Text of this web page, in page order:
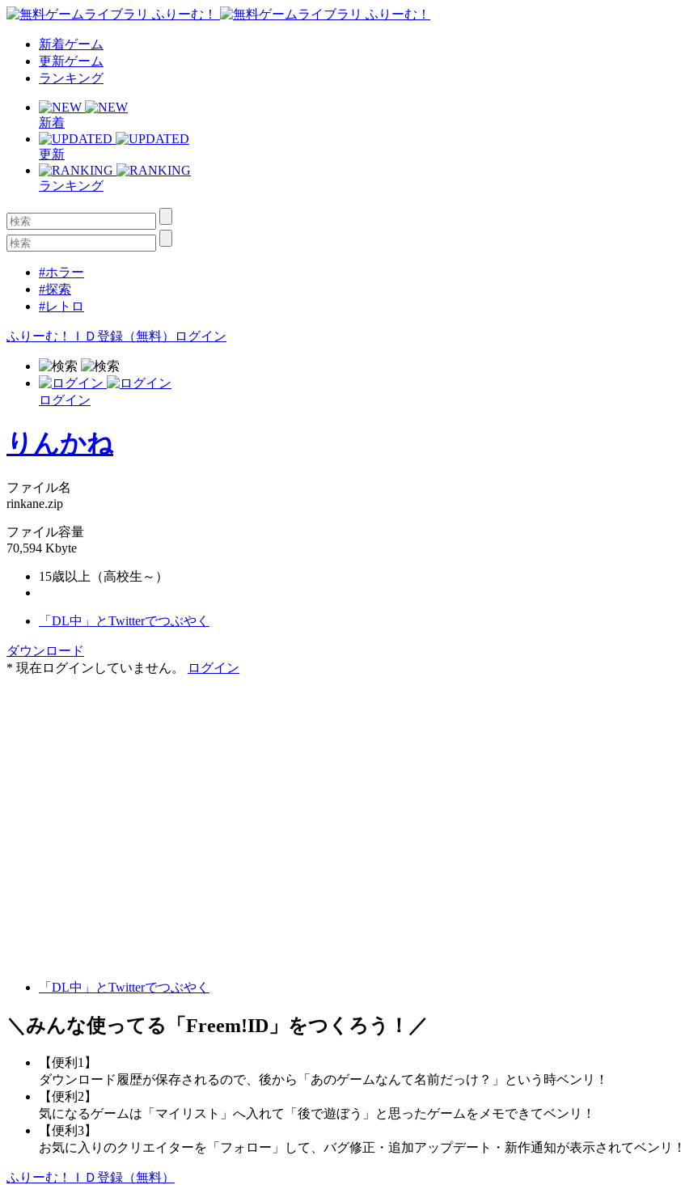
新着ゲーム
更新ゲーム
ランキング
新着
更新
ランキング
#ホラー
#探索
#レトロ
ふりーむ！ＩＤ登録（無料） ログイン
ログイン
りんかね
ファイル名
rinkane.zip
ファイル容量
70,594 Kbyte
15歳以上（高校生～）
「DL中」とTwitterでつぶやく
ダウンロード
* 現在ログインしていません。
ログイン
「DL中」とTwitterでつぶやく
＼みんな使ってる「 Freem!ID 」をつくろう！／
【便利1】
ダウンロード履歴が保存されるので、後から「あのゲームなんて名前だっけ？」という時ベンリ！
【便利2】
気になるゲームは「マイリスト」へ入れて「後で遊ぼう」と思ったゲームをメモできてベンリ！
【便利3】
お気に入りのクリエイターを「フォロー」して、バグ修正・追加アップデート・新作通知が表示されてベンリ！
ふりーむ！ＩＤ登録（無料）